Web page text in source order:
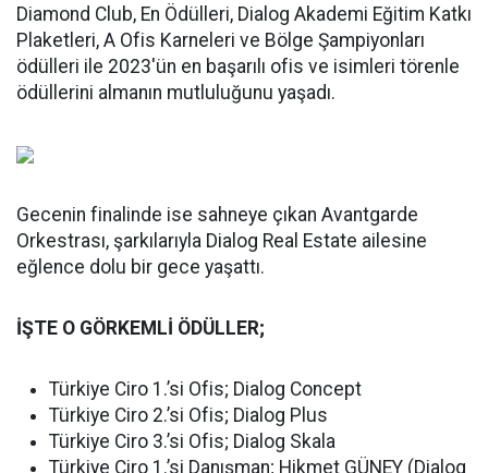
Diamond Club, En Ödülleri, Dialog Akademi Eğitim Katkı
Plaketleri, A Ofis Karneleri ve Bölge Şampiyonları
ödülleri ile 2023'ün en başarılı ofis ve isimleri törenle
ödüllerini almanın mutluluğunu yaşadı.
Gecenin finalinde ise sahneye çıkan Avantgarde
Orkestrası, şarkılarıyla Dialog Real Estate ailesine
eğlence dolu bir gece yaşattı.
İŞTE O GÖRKEMLİ ÖDÜLLER;
Türkiye Ciro 1.’si Ofis; Dialog Concept
Türkiye Ciro 2.’si Ofis; Dialog Plus
Türkiye Ciro 3.’si Ofis; Dialog Skala
Türkiye Ciro 1.’si Danışman; Hikmet GÜNEY (Dialog